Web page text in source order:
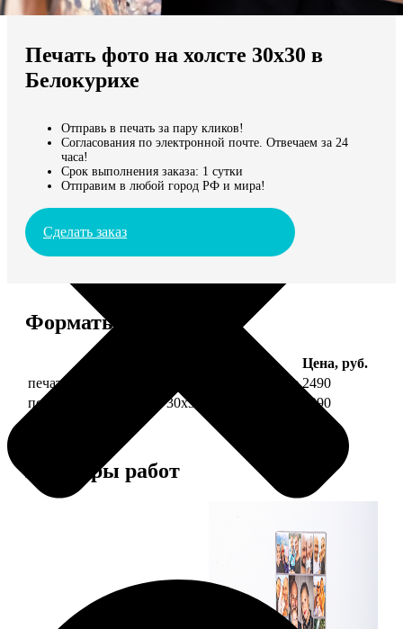
Мы доставляем по всему миру
Продолжить без города
Печать фото на холсте 30х30 в
Белокурихе
Отправь в печать за пару кликов!
Согласования по электронной почте. Отвечаем за 24
часа!
Срок выполнения заказа: 1 сутки
Отправим в любой город РФ и мира!
Сделать заказ
Форматы и цены
Цена, руб.
печать фото на холсте 30х30 на подрамнике 2490
печать фото на холсте 30х30 в раме
4990
Примеры работ